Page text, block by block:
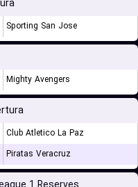
Sporting San Jose
Mighty Avengers
Club Atletico La Paz
Piratas Veracruz